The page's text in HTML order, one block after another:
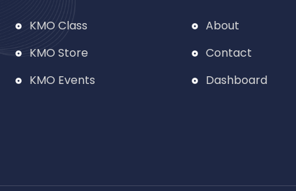
KMO Class
KMO Store
KMO Events
About
Contact
Dashboard